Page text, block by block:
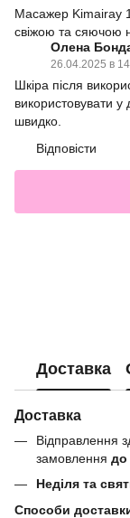
Масажер Kimairay
свіжою та сяючою
Олена
26.04.2025 в
Шкіра після
використовувати у
швидко.
Відповісти
Доставка
Доставка
Відправлення
замовлення до
Неділя та
Способи